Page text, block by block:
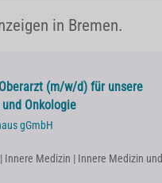
in Bremen.
(m/w/d) für unsere
Onkologie
gGmbH
Innere Medizin | Innere Medizin und